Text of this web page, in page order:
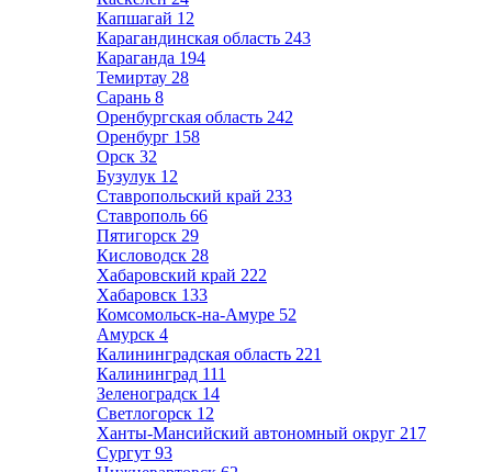
Капшагай 12
Карагандинская область 243
Караганда 194
Темиртау 28
Сарань 8
Оренбургская область 242
Оренбург 158
Орск 32
Бузулук 12
Ставропольский край 233
Ставрополь 66
Пятигорск 29
Кисловодск 28
Хабаровский край 222
Хабаровск 133
Комсомольск-на-Амуре 52
Амурск 4
Калининградская область 221
Калининград 111
Зеленоградск 14
Светлогорск 12
Ханты-Мансийский автономный округ 217
Сургут 93